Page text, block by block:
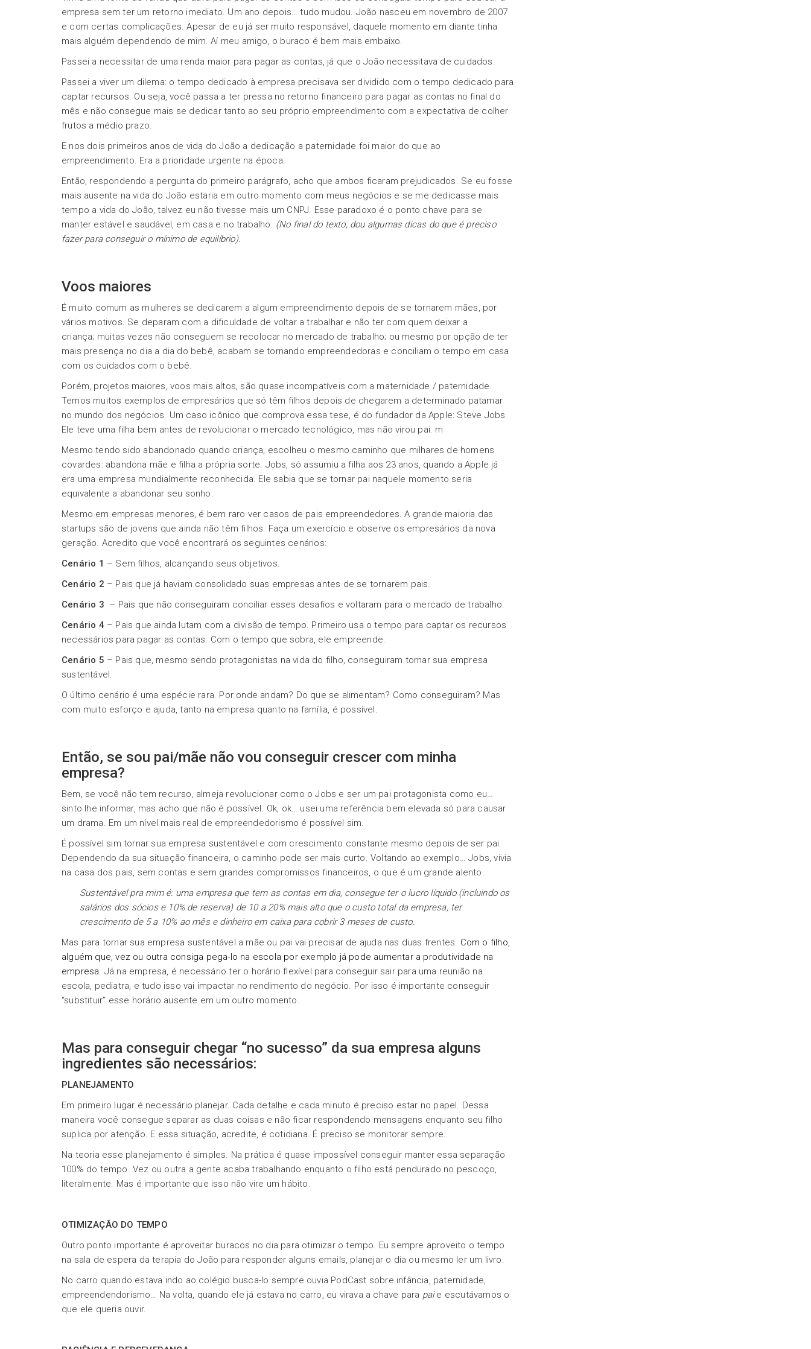
empresa sem ter um retorno imediato. Um ano depois… tudo mudou. João nasceu em novembro de 2007
e com certas complicações. Apesar de eu já ser muito responsável, daquele momento em diante tinha
mais alguém dependendo de mim. Aí meu amigo, o buraco é bem mais embaixo.
Passei a necessitar de uma renda maior para pagar as contas, já que o João necessitava de cuidados.
Passei a viver um dilema: o tempo dedicado à empresa precisava ser dividido com o tempo dedicado para
captar recursos. Ou seja, você passa a ter pressa no retorno financeiro para pagar as contas no final do
mês e não consegue mais se dedicar tanto ao seu próprio empreendimento com a expectativa de colher
frutos a médio prazo.
E nos dois primeiros anos de vida do João a dedicação a paternidade foi maior do que ao
empreendimento. Era a prioridade urgente na época.
Então, respondendo a pergunta do primeiro parágrafo, acho que ambos ficaram prejudicados. Se eu fosse
mais ausente na vida do João estaria em outro momento com meus negócios e se me dedicasse mais
tempo a vida do João, talvez eu não tivesse mais um CNPJ. Esse paradoxo é o ponto chave para se
manter estável e saudável, em casa e no trabalho. (No final do texto, dou algumas dicas do que é preciso
fazer para conseguir o mínimo de equilíbrio).
Voos maiores
É muito comum as mulheres se dedicarem a algum empreendimento depois de se tornarem mães, por
vários motivos. Se deparam com a dificuldade de voltar a trabalhar e não ter com quem deixar a
criança; muitas vezes não conseguem se recolocar no mercado de trabalho; ou mesmo por opção de ter
mais presença no dia a dia do bebê, acabam se tornando empreendedoras e conciliam o tempo em casa
com os cuidados com o bebê.
Porém, projetos maiores, voos mais altos, são quase incompatíveis com a maternidade / paternidade.
Temos muitos exemplos de empresários que só têm filhos depois de chegarem a determinado patamar
no mundo dos negócios. Um caso icônico que comprova essa tese, é do fundador da Apple: Steve Jobs.
Ele teve uma filha bem antes de revolucionar o mercado tecnológico, mas não virou pai. m
Mesmo tendo sido abandonado quando criança, escolheu o mesmo caminho que milhares de homens
covardes: abandona mãe e filha a própria sorte. Jobs, só assumiu a filha aos 23 anos, quando a Apple já
era uma empresa mundialmente reconhecida. Ele sabia que se tornar pai naquele momento seria
equivalente a abandonar seu sonho.
Mesmo em empresas menores, é bem raro ver casos de pais empreendedores. A grande maioria das
startups são de jovens que ainda não têm filhos. Faça um exercício e observe os empresários da nova
geração. Acredito que você encontrará os seguintes cenários:
Cenário 1 – Sem filhos, alcançando seus objetivos.
Cenário 2 – Pais que já haviam consolidado suas empresas antes de se tornarem pais.
Cenário 3 – Pais que não conseguiram conciliar esses desafios e voltaram para o mercado de trabalho.
Cenário 4 – Pais que ainda lutam com a divisão de tempo. Primeiro usa o tempo para captar os recursos
necessários para pagar as contas. Com o tempo que sobra, ele empreende.
Cenário 5 – Pais que, mesmo sendo protagonistas na vida do filho, conseguiram tornar sua empresa
sustentável.
O último cenário é uma espécie rara. Por onde andam? Do que se alimentam? Como conseguiram? Mas
com muito esforço e ajuda, tanto na empresa quanto na família, é possível.
Então, se sou pai/mãe não vou conseguir crescer com minha
empresa?
Bem, se você não tem recurso, almeja revolucionar como o Jobs e ser um pai protagonista como eu…
sinto lhe informar, mas acho que não é possível. Ok, ok… usei uma referência bem elevada só para causar
um drama. Em um nível mais real de empreendedorismo é possível sim.
É possível sim tornar sua empresa sustentável e com crescimento constante mesmo depois de ser pai.
Dependendo da sua situação financeira, o caminho pode ser mais curto. Voltando ao exemplo… Jobs, vivia
na casa dos pais, sem contas e sem grandes compromissos financeiros, o que é um grande alento.
Sustentável pra mim é: uma empresa que tem as contas em dia, consegue ter o lucro líquido (incluindo os
salários dos sócios e 10% de reserva) de 10 a 20% mais alto que o custo total da empresa, ter
crescimento de 5 a 10% ao mês e dinheiro em caixa para cobrir 3 meses de custo.
Mas para tornar sua empresa sustentável a mãe ou pai vai precisar de ajuda nas duas frentes. Com o filho,
alguém que, vez ou outra consiga pega-lo na escola por exemplo já pode aumentar a produtividade na
empresa. Já na empresa, é necessário ter o horário flexível para conseguir sair para uma reunião na
escola, pediatra, e tudo isso vai impactar no rendimento do negócio. Por isso é importante conseguir
“substituir” esse horário ausente em um outro momento.
Mas para conseguir chegar “no sucesso” da sua empresa alguns
ingredientes são necessários:
PLANEJAMENTO
Em primeiro lugar é necessário planejar. Cada detalhe e cada minuto é preciso estar no papel. Dessa
maneira você consegue separar as duas coisas e não ficar respondendo mensagens enquanto seu filho
suplica por atenção. E essa situação, acredite, é cotidiana. É preciso se monitorar sempre.
Na teoria esse planejamento é simples. Na prática é quase impossível conseguir manter essa separação
100% do tempo. Vez ou outra a gente acaba trabalhando enquanto o filho está pendurado no pescoço,
literalmente. Mas é importante que isso não vire um hábito.
OTIMIZAÇÃO DO TEMPO
Outro ponto importante é aproveitar buracos no dia para otimizar o tempo. Eu sempre aproveito o tempo
na sala de espera da terapia do João para responder alguns emails, planejar o dia ou mesmo ler um livro.
No carro quando estava indo ao colégio busca-lo sempre ouvia PodCast sobre infância, paternidade,
empreendendorismo… Na volta, quando ele já estava no carro, eu virava a chave para paie escutávamos o
que ele queria ouvir.